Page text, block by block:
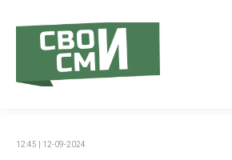
12:45 | 12-09-2024